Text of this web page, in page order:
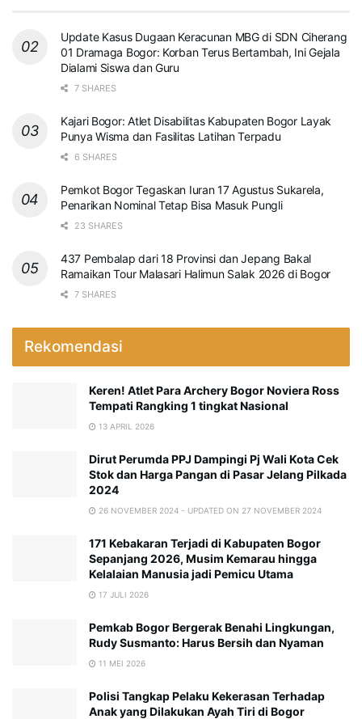
Update Kasus Dugaan Keracunan MBG di SDN Ciherang
01 Dramaga Bogor: Korban Terus Bertambah, Ini Gejala
Dialami Siswa dan Guru
7 SHARES
Kajari Bogor: Atlet Disabilitas Kabupaten Bogor Layak
Punya Wisma dan Fasilitas Latihan Terpadu
6 SHARES
Pemkot Bogor Tegaskan Iuran 17 Agustus Sukarela,
Penarikan Nominal Tetap Bisa Masuk Pungli
23 SHARES
437 Pembalap dari 18 Provinsi dan Jepang Bakal
Ramaikan Tour Malasari Halimun Salak 2026 di Bogor
7 SHARES
Rekomendasi
Keren! Atlet Para Archery Bogor Noviera Ross
Tempati Rangking 1 tingkat Nasional
13 APRIL 2026
Dirut Perumda PPJ Dampingi Pj Wali Kota Cek
Stok dan Harga Pangan di Pasar Jelang Pilkada
2024
26 NOVEMBER 2024 - UPDATED ON 27 NOVEMBER 2024
171 Kebakaran Terjadi di Kabupaten Bogor
Sepanjang 2026, Musim Kemarau hingga
Kelalaian Manusia jadi Pemicu Utama
17 JULI 2026
Pemkab Bogor Bergerak Benahi Lingkungan,
Rudy Susmanto: Harus Bersih dan Nyaman
11 MEI 2026
Polisi Tangkap Pelaku Kekerasan Terhadap
Anak yang Dilakukan Ayah Tiri di Bogor